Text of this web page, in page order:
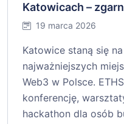
Katowicach –
19 marca 2026
Katowice staną się
najważniejszych
Web3 w Polsce.
konferencję,
hackathon dla osób